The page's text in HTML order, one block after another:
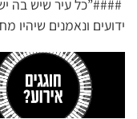
####”כל עיר שיש בה
ידועים ונאמנים שיהיו